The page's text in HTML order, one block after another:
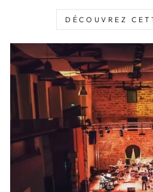
DÉCOUVREZ